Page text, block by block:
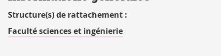
DE
RECHERCHE
Structure(s) de rattachement :
Faculté sciences et ingénierie